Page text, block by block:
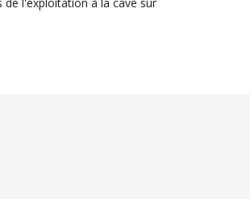
l'exploitation à la cave sur